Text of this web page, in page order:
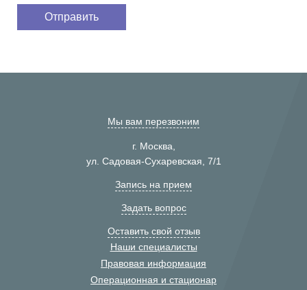
Мы вам перезвоним
г. Москва,
ул. Садовая-Сухаревская, 7/1
Запись на прием
Задать вопрос
Оставить свой отзыв
Наши специалисты
Правовая информация
Операционная и стационар